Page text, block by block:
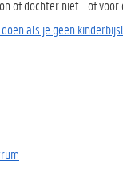
of dochter niet - of
als je geen